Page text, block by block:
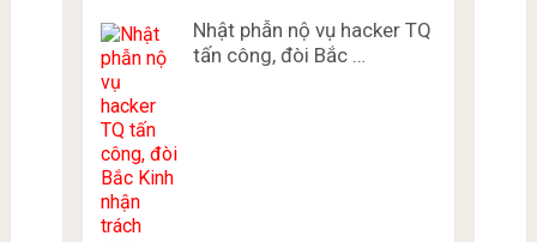
Nhật phẫn nộ vụ hacker TQ
tấn công, đòi Bắc …